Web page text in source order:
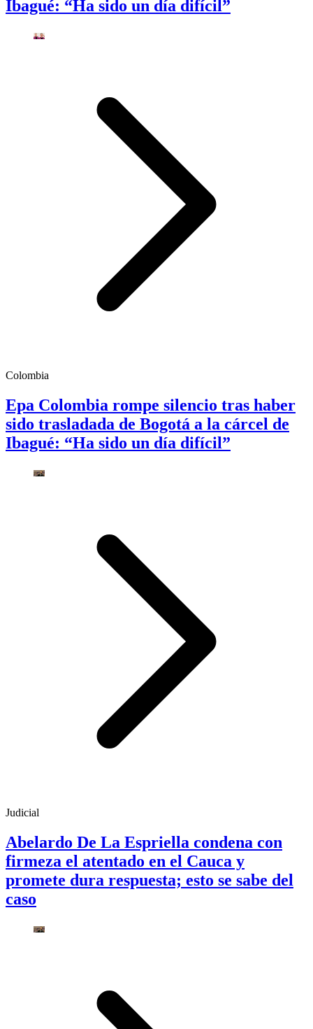
Ibagué: “Ha sido un día difícil”
Colombia
Epa Colombia rompe silencio tras haber
sido trasladada de Bogotá a la cárcel de
Ibagué: “Ha sido un día difícil”
Judicial
Abelardo De La Espriella condena con
firmeza el atentado en el Cauca y
promete dura respuesta; esto se sabe del
caso